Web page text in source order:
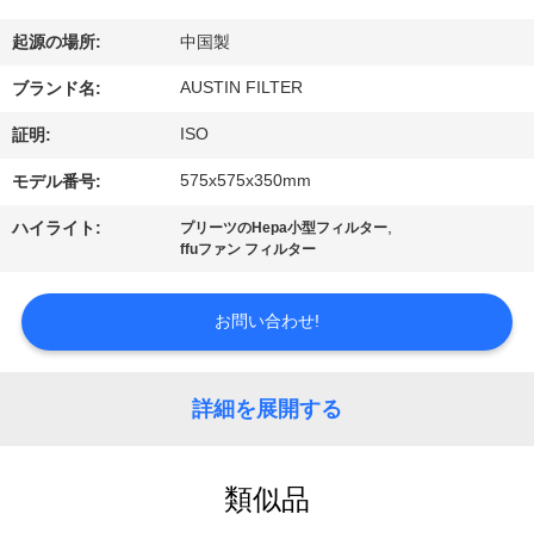
に
つ
い
て
場
旅
起源の場所: 中国製
ブランド名: AUSTIN FILTER
証明: ISO
モデル番号: 575x575x350mm
ハイライト: プリーツのHepa小型フィルター,
ffuファン フィルター
お問い合わせ!
詳細を展開する
類似品